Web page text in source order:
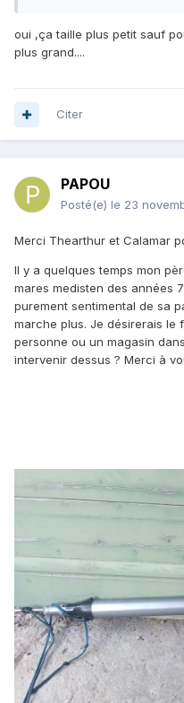
oui ,ça taille plus petit sauf
plus grand....
Citer
PAPOU
Posté(e) le 23
Merci Thearthur et Calamar
Il y a quelques temps mon
mares medisten des années
purement sentimental de sa
marche plus. Je désirerais le
personne ou un magasin
intervenir dessus ? Merci à